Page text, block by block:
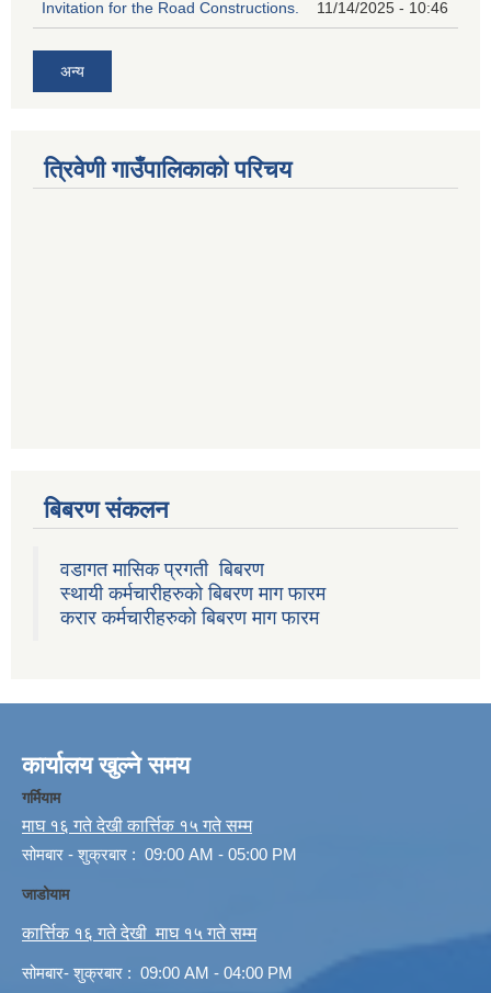
Invitation for the Road Constructions. 11/14/2025 - 10:46
अन्य
त्रिवेणी गाउँपालिकाको परिचय
बिबरण संकलन
वडागत मासिक प्रगती बिबरण
स्थायी कर्मचारीहरुको बिबरण माग फारम
करार कर्मचारीहरुको बिबरण माग फारम
कार्यालय खुल्ने समय
गर्मियाम
माघ १६ गते देखी कार्त्तिक १५ गते सम्म
सोमबार - शुक्रबार : 09:00 AM - 05:00 PM
जाडोयाम
कार्त्तिक १६ गते देखी माघ १५ गते सम्म
सोमबार- शुक्रबार : 09:00 AM - 04:00 PM